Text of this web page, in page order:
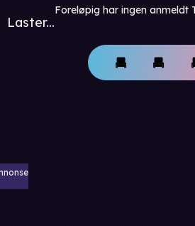
Laster...
Foreløpig har ingen anmeldt